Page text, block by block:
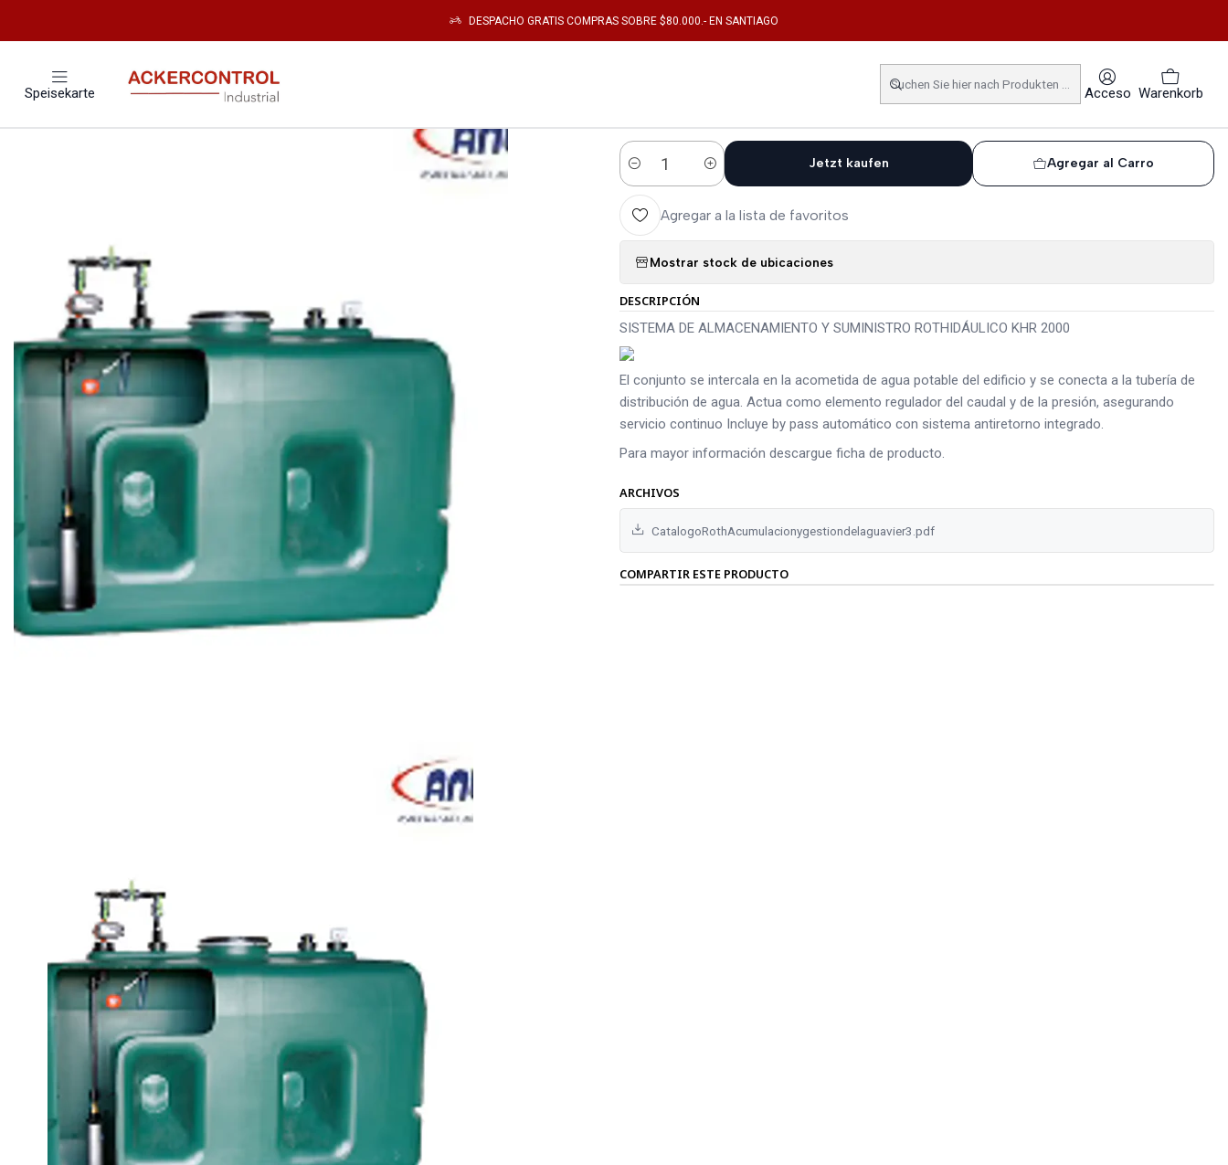
Speisekarte Acceso Warenkorb
DESPACHO GRATIS COMPRAS SOBRE $80.000.- EN SANTIAGO
Equipos de Bombeo SISTEMA DE ALMACENAMIENTO Y SUMINISTRO ROTHIDÁULICO KHR 2000
SISTEMA DE ALMACENAMIENTO Y
SUMINISTRO ROTHIDÁULICO KHR 2000
Cantidad
Agregar al Carro
Jetzt kaufen
Agregar a la lista de favoritos
Mostrar stock de ubicaciones
DESCRIPCIÓN
SISTEMA DE ALMACENAMIENTO Y SUMINISTRO ROTHIDÁULICO KHR 2000
El conjunto se intercala en la acometida de agua potable del edificio y se conecta a la tubería de
distribución de agua. Actua como elemento regulador del caudal y de la presión, asegurando
servicio continuo Incluye by pass automático con sistema antiretorno integrado.
Para mayor información descargue ficha de producto.
ARCHIVOS
CatalogoRothAcumulacionygestiondelaguavier3.pdf
COMPARTIR ESTE PRODUCTO